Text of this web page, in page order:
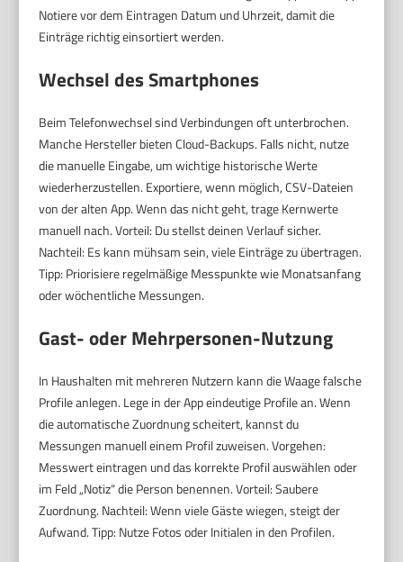
Notiere vor dem Eintragen Datum und Uhrzeit, damit die
Einträge richtig einsortiert werden.
Wechsel des Smartphones
Beim Telefonwechsel sind Verbindungen oft unterbrochen.
Manche Hersteller bieten Cloud-Backups. Falls nicht, nutze
die manuelle Eingabe, um wichtige historische Werte
wiederherzustellen. Exportiere, wenn möglich, CSV-Dateien
von der alten App. Wenn das nicht geht, trage Kernwerte
manuell nach. Vorteil: Du stellst deinen Verlauf sicher.
Nachteil: Es kann mühsam sein, viele Einträge zu übertragen.
Tipp: Priorisiere regelmäßige Messpunkte wie Monatsanfang
oder wöchentliche Messungen.
Gast- oder Mehrpersonen-Nutzung
In Haushalten mit mehreren Nutzern kann die Waage falsche
Profile anlegen. Lege in der App eindeutige Profile an. Wenn
die automatische Zuordnung scheitert, kannst du
Messungen manuell einem Profil zuweisen. Vorgehen:
Messwert eintragen und das korrekte Profil auswählen oder
im Feld „Notiz“ die Person benennen. Vorteil: Saubere
Zuordnung. Nachteil: Wenn viele Gäste wiegen, steigt der
Aufwand. Tipp: Nutze Fotos oder Initialen in den Profilen.